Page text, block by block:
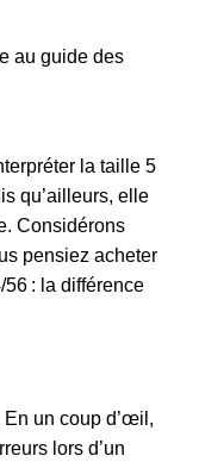
au guide des
la taille 5
qu’ailleurs, elle
Considérons
pensiez acheter
: la différence
En un coup d’œil,
lors d’un